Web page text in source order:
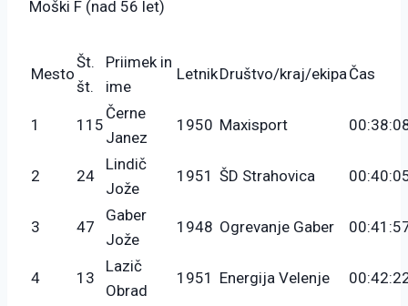
Moški F (nad 56 let)
Mesto
Št.
št.
Priimek in
ime
LetnikDruštvo/kraj/ekipa Čas
1 115
Černe
Janez
1950 Maxisport
2 24
Lindič
Jože
1951 ŠD Strahovica
3 47
Gaber
Jože
1948 Ogrevanje Gaber
4 13
Lazič
Obrad
1951 Energija Velenje